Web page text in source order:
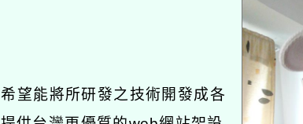
望能將所研發之技術開發成各